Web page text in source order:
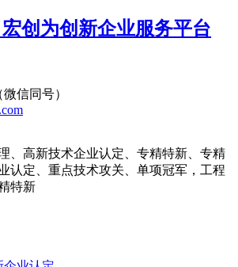
宏创为创新企业服务平台
微信同号）